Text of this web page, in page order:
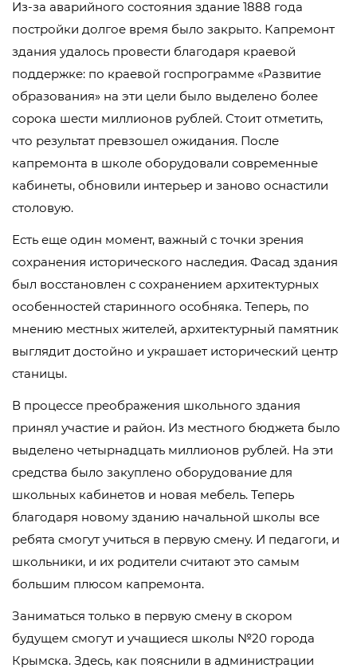
Из-за аварийного состояния здание 1888 года
постройки долгое время было закрыто. Капремонт
здания удалось провести благодаря краевой
поддержке: по краевой госпрограмме «Развитие
образования» на эти цели было выделено более
сорока шести миллионов рублей. Стоит отметить,
что результат превзошел ожидания. После
капремонта в школе оборудовали современные
кабинеты, обновили интерьер и заново оснастили
столовую.
Есть еще один момент, важный с точки зрения
сохранения исторического наследия. Фасад здания
был восстановлен с сохранением архитектурных
особенностей старинного особняка. Теперь, по
мнению местных жителей, архитектурный памятник
выглядит достойно и украшает исторический центр
станицы.
В процессе преображения школьного здания
принял участие и район. Из местного бюджета было
выделено четырнадцать миллионов рублей. На эти
средства было закуплено оборудование для
школьных кабинетов и новая мебель. Теперь
благодаря новому зданию начальной школы все
ребята смогут учиться в первую смену. И педагоги, и
школьники, и их родители считают это самым
большим плюсом капремонта.
Заниматься только в первую смену в скором
будущем смогут и учащиеся школы №20 города
Крымска. Здесь, как пояснили в администрации